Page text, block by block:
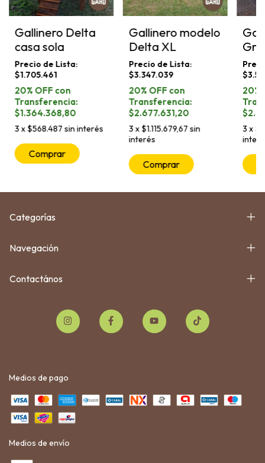
Gallinero Delta
casa sola
$1.705.461
$1.364.368,80
3 x$568.487 sin interés
Comprar
Gallinero modelo
Delta XL
$3.347.039
$2.677.631,20
3x$1.115.679,67sin
interés
Comprar
sola
3 x
Categorías
Navegación
Contactános
Medios de pago
Medios de envío